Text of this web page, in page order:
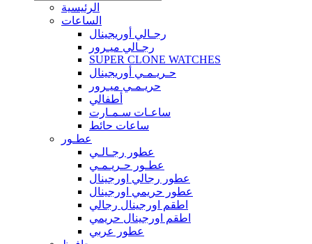
الرئيسية
الساعات
رجـالي أوريجينال
رجـالي ميـرور
SUPER CLONE WATCHES
حـريـمـي أوريجينال
حريـمـي ميـرور
أطفالي
ساعـات سـمـارت
ساعات حائط
عطـور
عطور رجـالـي
عطـور حـريـمـي
عطور رجالي اورجينال
عطور حريمي اورجينال
اطقم اورجينال رجالي
اطقم اورجينال حريمي
عطور عربي